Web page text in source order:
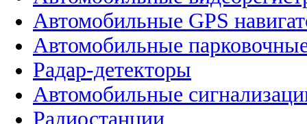
Автомобильные GPS
Автомобильные
Радар-детекторы
Автомобильные
Радиостанции